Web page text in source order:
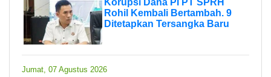
Rohil Kembali Bertambah. 9
Ditetapkan Tersangka Baru
Jumat, 07 Agustus 2026